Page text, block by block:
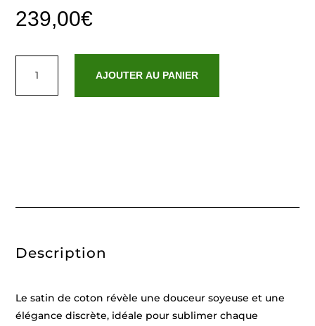
239,00€
Housse
dobby
-
240
+
2
AJOUTER AU PANIER
Description
Le satin de coton révèle une douceur soyeuse et une
élégance discrète, idéale pour sublimer chaque